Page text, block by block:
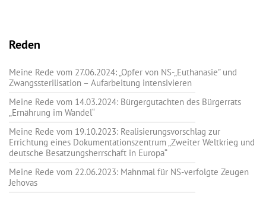
Reden
Meine Rede vom 27.06.2024: „Opfer von NS-„Euthanasie” und
Zwangssterilisation – Aufarbeitung intensivieren
Meine Rede vom 14.03.2024: Bürgergutachten des Bürgerrats
„Ernährung im Wandel“
Meine Rede vom 19.10.2023: Realisierungsvorschlag zur
Errichtung eines Dokumentationszentrum „Zweiter Weltkrieg und
deutsche Besatzungsherrschaft in Europa“
Meine Rede vom 22.06.2023: Mahnmal für NS-verfolgte Zeugen
Jehovas